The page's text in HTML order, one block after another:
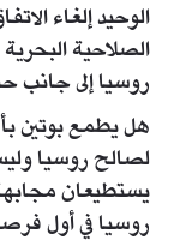
الوحيد إلغاء
الصلاحية البحرية
روسيا إلى جانب
هل يطمع بوتين
لصالح روسيا وليس
يستطيعان مجابهة
روسيا في أول